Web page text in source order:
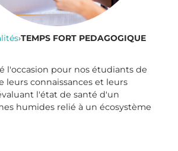
›TEMPS FORT PEDAGOGIQUE
l'occasion pour nos étudiants de
leurs connaissances et leurs
l'état de santé d'un
humides relié à un écosystème